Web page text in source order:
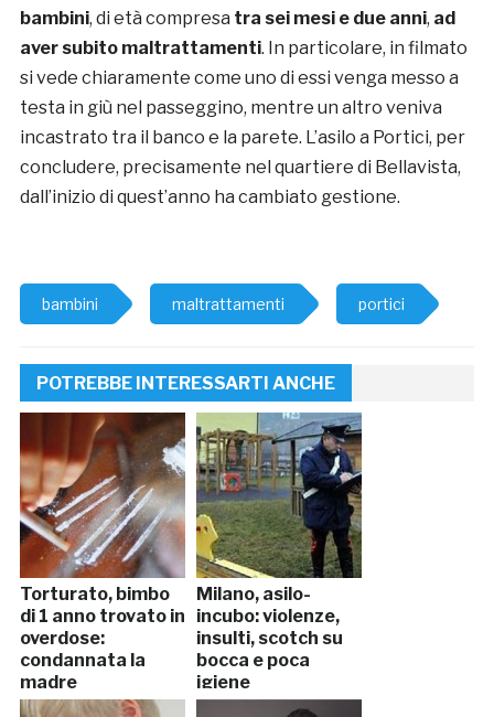
bambini, di età compresa tra sei mesi e due anni, ad
aver subito maltrattamenti. In particolare, in filmato
si vede chiaramente come uno di essi venga messo a
testa in giù nel passeggino, mentre un altro veniva
incastrato tra il banco e la parete. L’asilo a Portici, per
concludere, precisamente nel quartiere di Bellavista,
dall’inizio di quest’anno ha cambiato gestione.
bambini maltrattamenti portici
POTREBBE INTERESSARTI ANCHE
Torturato, bimbo
di 1 anno trovato in
overdose:
condannata la
madre
Milano, asilo-
incubo: violenze,
insulti, scotch su
bocca e poca
igiene